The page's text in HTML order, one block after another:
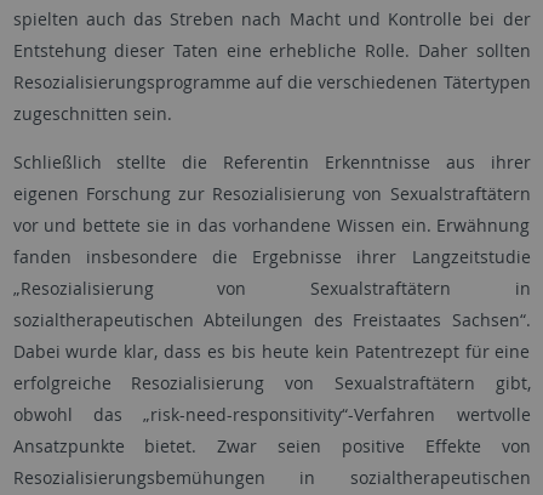
spielten auch das Streben nach Macht und Kontrolle bei der
Entstehung dieser Taten eine erhebliche Rolle. Daher sollten
Resozialisierungsprogramme auf die verschiedenen Tätertypen
zugeschnitten sein.
Schließlich stellte die Referentin Erkenntnisse aus ihrer
eigenen Forschung zur Resozialisierung von Sexualstraftätern
vor und bettete sie in das vorhandene Wissen ein. Erwähnung
fanden insbesondere die Ergebnisse ihrer Langzeitstudie
„Resozialisierung von Sexualstraftätern in
sozialtherapeutischen Abteilungen des Freistaates Sachsen“.
Dabei wurde klar, dass es bis heute kein Patentrezept für eine
erfolgreiche Resozialisierung von Sexualstraftätern gibt,
obwohl das „risk-need-responsitivity“-Verfahren wertvolle
Ansatzpunkte bietet. Zwar seien positive Effekte von
Resozialisierungsbemühungen in sozialtherapeutischen